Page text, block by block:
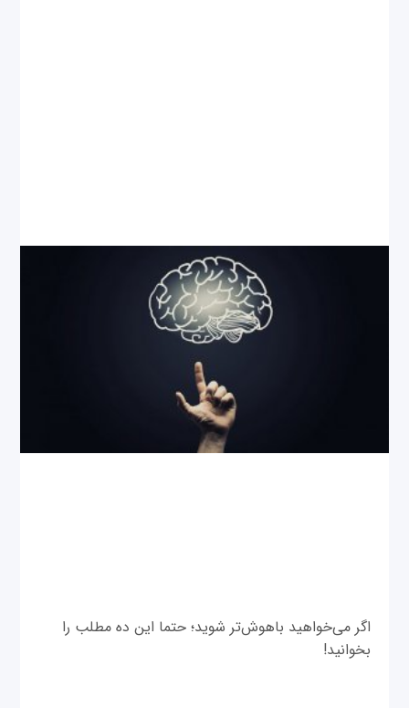
اگر می‌خواهید باهوش‌تر شوید؛ حتما این ده مطلب را
بخوانید!